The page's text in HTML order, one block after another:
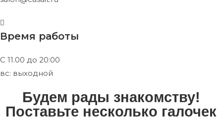
Время работы
С 11.00 до 20:00
вс: выходной
Будем рады знакомству!